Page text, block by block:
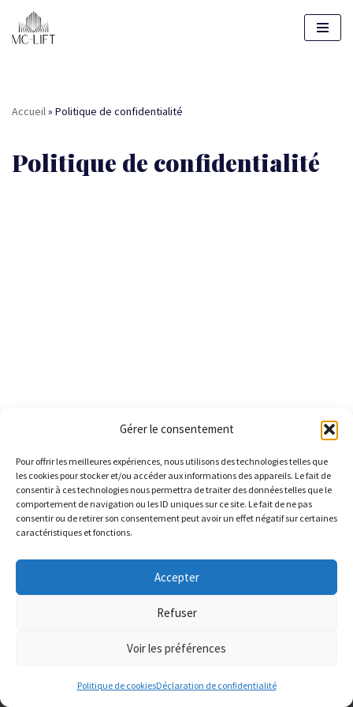
Gérer le consentement
Pour offrir les meilleures expériences, nous utilisons des technologies telles que
les cookies pour stocker et/ou accéder aux informations des appareils. Le fait de
consentir à ces technologies nous permettra de traiter des données telles que le
comportement de navigation ou les ID uniques sur ce site. Le fait de ne pas
consentir ou de retirer son consentement peut avoir un effet négatif sur certaines
caractéristiques et fonctions.
Accepter
Refuser
Voir les préférences
Politique de cookiesDéclaration de confidentialité
Aller
Accueil» Politique de confidentialité
Politique de confidentialité
| Propulsé parWordPress